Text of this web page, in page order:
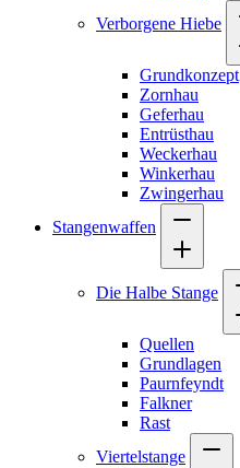
Verborgene Hiebe
Grundkonzept
Zornhau
Geferhau
Entrüsthau
Weckerhau
Winkerhau
Zwingerhau
Stangenwaffen
Die Halbe Stange
Quellen
Grundlagen
Paurnfeyndt
Falkner
Rast
Viertelstange